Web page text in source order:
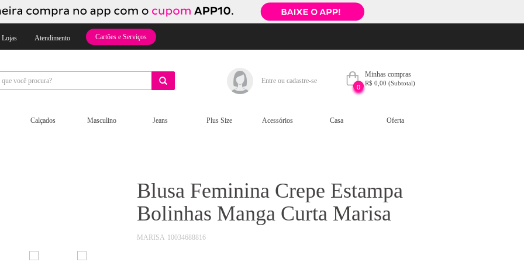
Lojas Atendimento Cartões e Serviços
Entre ou cadastre-se
0
Minhas compras
R$ 0,00 (Subtotal)
Calçados Masculino Jeans Plus Size Acessórios Casa Oferta
Blusa Feminina Crepe Estampa
Bolinhas Manga Curta Marisa
MARISA 10034688816